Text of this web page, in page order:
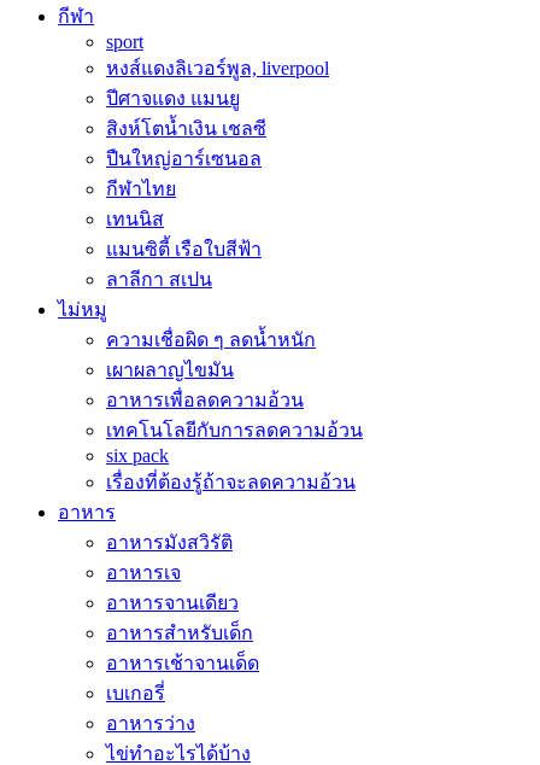
กีฬา
sport
หงส์แดงลิเวอร์พูล, liverpool
ปีศาจแดง แมนยู
สิงห์โตน้ำเงิน เชลซี
ปืนใหญ่อาร์เซนอล
กีฬาไทย
เทนนิส
แมนซิตี้ เรือใบสีฟ้า
ลาลีกา สเปน
ไม่หมู
ความเชื่อผิด ๆ ลดน้ำหนัก
เผาผลาญไขมัน
อาหารเพื่อลดความอ้วน
เทคโนโลยีกับการลดความอ้วน
six pack
เรื่องที่ต้องรู้ถ้าจะลดความอ้วน
อาหาร
อาหารมังสวิรัติ
อาหารเจ
อาหารจานเดียว
อาหารสำหรับเด็ก
อาหารเช้าจานเด็ด
เบเกอรี่
อาหารว่าง
ไข่ทำอะไรได้บ้าง